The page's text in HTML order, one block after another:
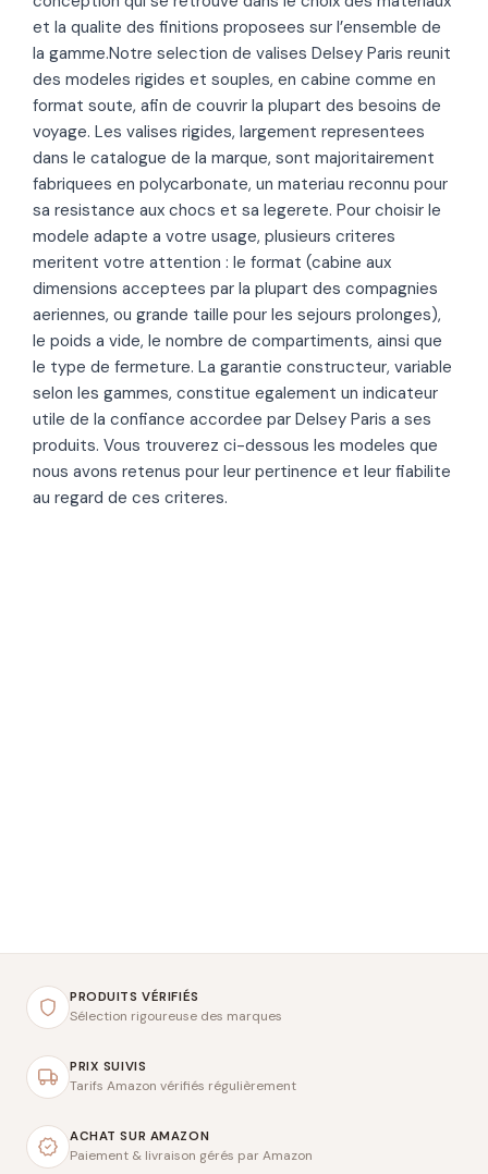
et la qualite des finitions proposees sur l’ensemble de
la gamme.Notre selection de valises Delsey Paris reunit
des modeles rigides et souples, en cabine comme en
format soute, afin de couvrir la plupart des besoins de
voyage. Les valises rigides, largement representees
dans le catalogue de la marque, sont majoritairement
fabriquees en polycarbonate, un materiau reconnu pour
sa resistance aux chocs et sa legerete. Pour choisir le
modele adapte a votre usage, plusieurs criteres
meritent votre attention : le format (cabine aux
dimensions acceptees par la plupart des compagnies
aeriennes, ou grande taille pour les sejours prolonges),
le poids a vide, le nombre de compartiments, ainsi que
le type de fermeture. La garantie constructeur, variable
selon les gammes, constitue egalement un indicateur
utile de la confiance accordee par Delsey Paris a ses
produits. Vous trouverez ci-dessous les modeles que
nous avons retenus pour leur pertinence et leur fiabilite
au regard de ces criteres.
PRODUITS VÉRIFIÉS
Sélection rigoureuse des marques
PRIX SUIVIS
Tarifs Amazon vérifiés régulièrement
ACHAT SUR AMAZON
Paiement & livraison gérés par Amazon